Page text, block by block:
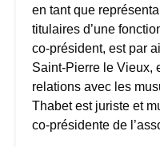
en tant que
titulaires d’une
co-président, est par
Saint-Pierre le Vieux,
relations avec les
Thabet est juriste et
co-présidente de